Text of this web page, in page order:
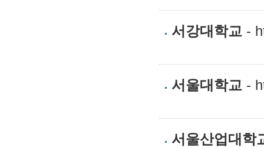
서강대학교 -
서울대학교 -
서울산업대학